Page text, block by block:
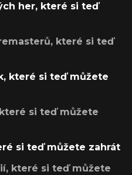
her, které si teď
které si teď
které si teď můžete
si teď můžete
si teď můžete zahrát
které si teď můžete